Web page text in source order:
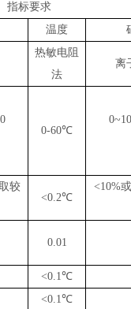
指标要求
温度
热敏电阻
法
离
0-60℃
较
<0.2℃
<10%或
0.01
<0.1℃
<0.1℃